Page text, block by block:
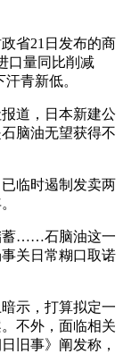
省21日发布的商
口量同比削减
青新低。
道，日本新建公
脑油无望获得不
临时遏制发卖两
……石脑油这一
关日常糊口取诺
示，打算拟定一
不外，面临相关
旧事》阐发称，